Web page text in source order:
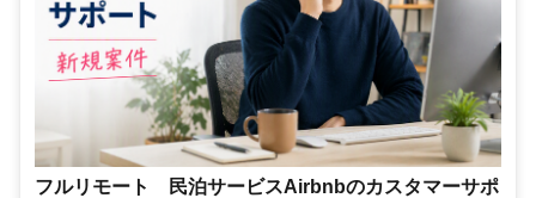
フルリモート 民泊サービスAirbnbのカスタマーサポ